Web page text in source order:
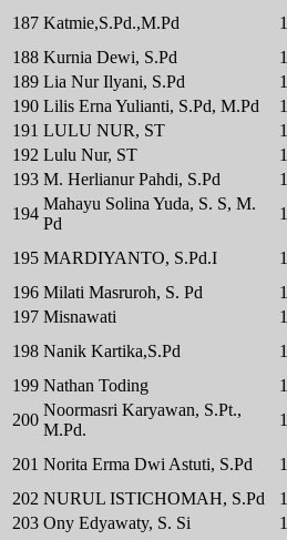
187 Katmie,S.Pd.,M.Pd
188 Kurnia Dewi, S.Pd
189 Lia Nur Ilyani, S.Pd
190 Lilis Erna Yulianti, S.Pd, M.Pd
191 LULU NUR, ST
192 Lulu Nur, ST
193 M. Herlianur Pahdi, S.Pd
194
Mahayu Solina Yuda, S. S, M.
Pd
195 MARDIYANTO, S.Pd.I
196 Milati Masruroh, S. Pd
197 Misnawati
198 Nanik Kartika,S.Pd
199 Nathan Toding
200
Noormasri Karyawan, S.Pt.,
M.Pd.
201 Norita Erma Dwi Astuti, S.Pd
202 NURUL ISTICHOMAH, S.Pd
203 Ony Edyawaty, S. Si